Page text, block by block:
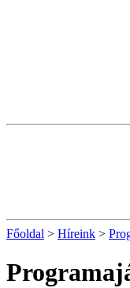
Főoldal > Híreink >